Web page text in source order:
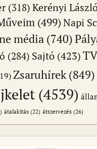
(318) Kerényi
(499)Napi
média (740)
(284) Sajtó (423)TV
Zsaruhírek (849)
(4539)
átalakítás (22) átszervezés (26)